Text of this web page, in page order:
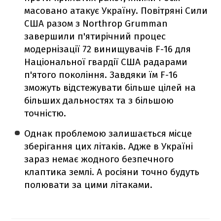
масовано атакує Україну. Повітряні Сили
США разом з Northrop Grumman
завершили п'ятирічний процес
модернізації 72 винищувачів F-16 для
Національної гвардії США радарами
п'ятого покоління. Завдяки їм F-16
зможуть відстежувати більше цілей на
більших дальностях та з більшою
точністю.
Однак проблемою залишається місце
зберігання цих літаків. Адже в Україні
зараз немає жодного безпечного
клаптика землі. А росіяни точно будуть
полювати за цими літаками.